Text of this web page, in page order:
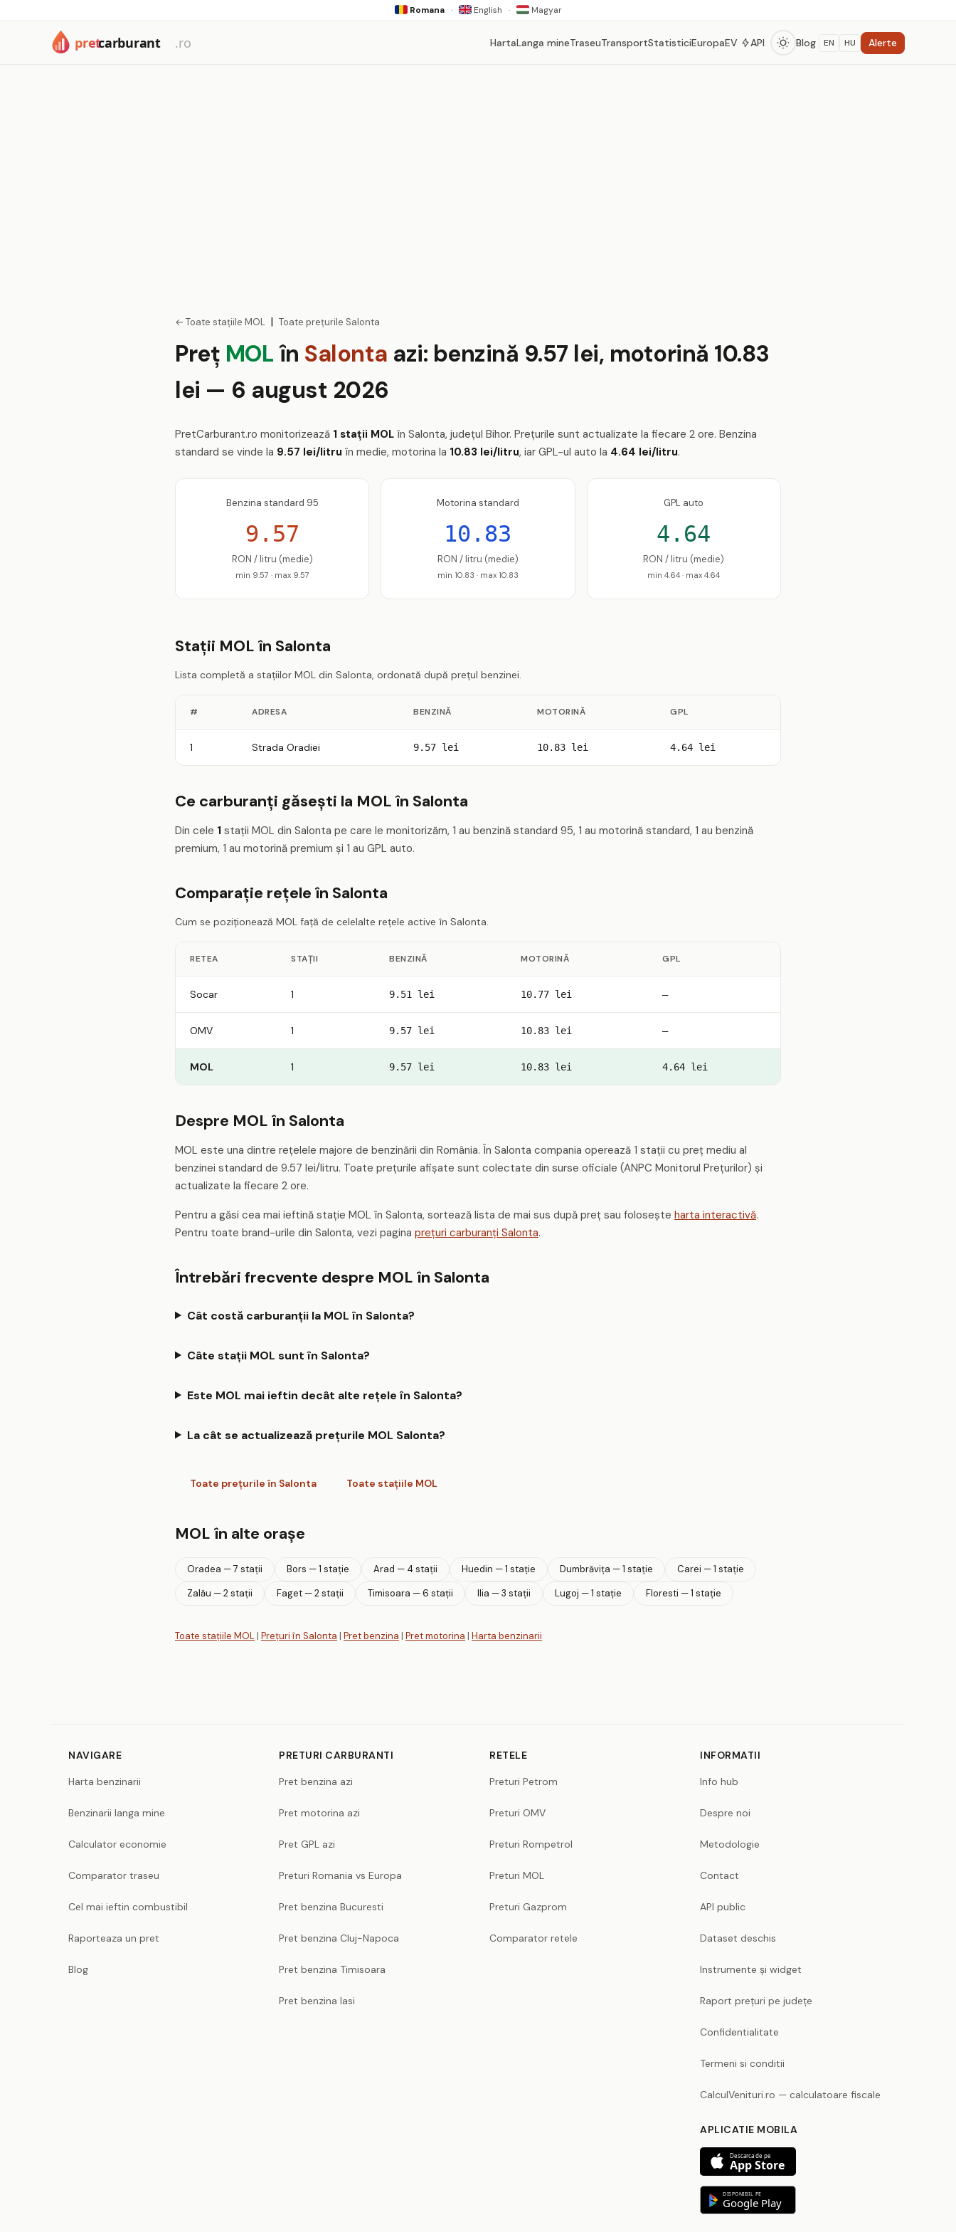
Romana · English · Magyar
HartaLanga mineTraseuTransportStatisticiEuropaEV API Blog EN HU Alerte
← Toate stațiile MOL | Toate prețurile Salonta
Preț MOL în Salonta azi: benzină 9.57 lei, motorină 10.83
lei — 6 august 2026
PretCarburant.ro monitorizează 1 stații MOL în Salonta, județul Bihor. Prețurile sunt actualizate la fiecare 2 ore. Benzina
standard se vinde la 9.57 lei/litru în medie, motorina la 10.83 lei/litru, iar GPL-ul auto la 4.64 lei/litru.
Benzina standard 95
9.57
RON / litru (medie)
min 9.57 · max 9.57
Motorina standard
10.83
RON / litru (medie)
min 10.83 · max 10.83
GPL auto
4.64
RON / litru (medie)
min 4.64 · max 4.64
Stații MOL în Salonta
Lista completă a stațiilor MOL din Salonta, ordonată după prețul benzinei.
# ADRESA BENZINĂ MOTORINĂ GPL
1 Strada Oradiei 9.57 lei 10.83 lei 4.64 lei
Ce carburanți găsești la MOL în Salonta
Din cele 1 stații MOL din Salonta pe care le monitorizăm, 1 au benzină standard 95, 1 au motorină standard, 1 au benzină
premium, 1 au motorină premium și 1 au GPL auto.
Comparație rețele în Salonta
Cum se poziționează MOL față de celelalte rețele active în Salonta.
RETEA STAȚII BENZINĂ MOTORINĂ GPL
Socar 1 9.51 lei 10.77 lei —
OMV 1 9.57 lei 10.83 lei —
MOL 1 9.57 lei 10.83 lei 4.64 lei
Despre MOL în Salonta
MOL este una dintre rețelele majore de benzinării din România. În Salonta compania operează 1 stații cu preț mediu al
benzinei standard de 9.57 lei/litru. Toate prețurile afișate sunt colectate din surse oficiale (ANPC Monitorul Prețurilor) și
actualizate la fiecare 2 ore.
Pentru a găsi cea mai ieftină stație MOL în Salonta, sortează lista de mai sus după preț sau folosește harta interactivă.
Pentru toate brand-urile din Salonta, vezi pagina prețuri carburanți Salonta.
Întrebări frecvente despre MOL în Salonta
Cât costă carburanții la MOL în Salonta?
Câte stații MOL sunt în Salonta?
Este MOL mai ieftin decât alte rețele în Salonta?
La cât se actualizează prețurile MOL Salonta?
Toate prețurile în Salonta Toate stațiile MOL
MOL în alte orașe
Oradea — 7 stații Bors — 1 stație Arad — 4 stații Huedin — 1 stație Dumbrăviţa — 1 stație
Carei — 1 stație
Zalău — 2 stații
Faget — 2 stații Timisoara — 6 stații Ilia — 3 stații Lugoj — 1 stație Floresti — 1 stație
Toate stațiile MOL| Prețuri în Salonta | Pret benzina | Pret motorina | Harta benzinarii
NAVIGARE
Harta benzinarii
Benzinarii langa mine
Calculator economie
Comparator traseu
Cel mai ieftin combustibil
Raporteaza un pret
Blog
PRETURI CARBURANTI
Pret benzina azi
Pret motorina azi
Pret GPL azi
Preturi Romania vs Europa
Pret benzina Bucuresti
Pret benzina Cluj-Napoca
Pret benzina Timisoara
Pret benzina Iasi
RETELE
Preturi Petrom
Preturi OMV
Preturi Rompetrol
Preturi MOL
Preturi Gazprom
Comparator retele
INFORMATII
Info hub
Despre noi
Metodologie
Contact
API public
Dataset deschis
Instrumente și widget
Raport prețuri pe județe
Confidentialitate
Termeni si conditii
CalculVenituri.ro — calculatoare fiscale
APLICATIE MOBILA
Descarca de pe
App Store
DISPONIBIL PE
Google Play